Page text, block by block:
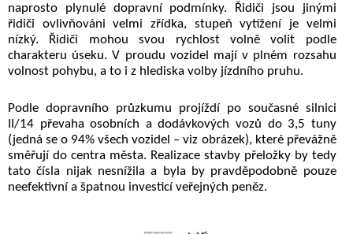
naprosto plynulé dopravní podmínky. Řidiči jsou jinými
řidiči ovlivňováni velmi zřídka, stupeň vytížení je velmi
nízký. Řidiči mohou svou rychlost volně volit podle
charakteru úseku. V proudu vozidel mají v plném rozsahu
volnost pohybu, a to i z hlediska volby jízdního pruhu.
Podle dopravního průzkumu projíždí po současné silnici
II/14 převaha osobních a dodávkových vozů do 3,5 tuny
(jedná se o 94% všech vozidel – viz obrázek), které převážně
směřují do centra města. Realizace stavby přeložky by tedy
tato čísla nijak nesnížila a byla by pravděpodobně pouze
neefektivní a špatnou investicí veřejných peněz.